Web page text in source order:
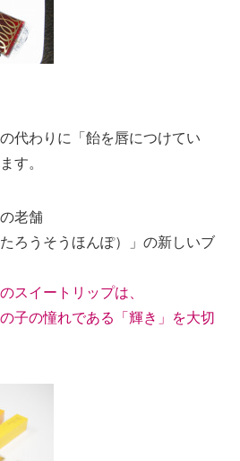
代わりに「飴を唇につけてい
す。
老舗
ろうそうほんぽ）」の新しいブ
スイートリップは、
子の憧れである「輝き」を大切